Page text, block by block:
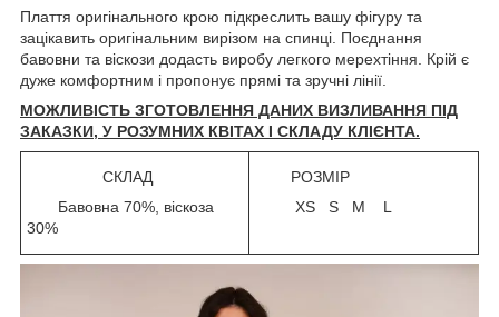
Плаття оригінального крою підкреслить вашу фігуру та
зацікавить оригінальним вирізом на спинці. Поєднання
бавовни та віскози додасть виробу легкого мерехтіння. Крій є
дуже комфортним і пропонує прямі та зручні лінії.
МОЖЛИВІСТЬ ЗГОТОВЛЕННЯ ДАНИХ ВИЗЛИВАННЯ ПІД
ЗАКАЗКИ, У РОЗУМНИХ КВІТАХ І СКЛАДУ КЛІЄНТА.
СКЛАД
Бавовна 70%, віскоза
30%
РОЗМІР
XS S M L